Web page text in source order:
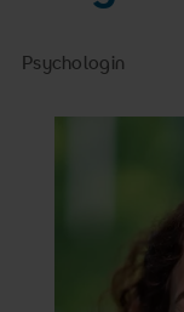
Psychologin